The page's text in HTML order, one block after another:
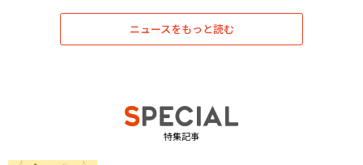
ニュースをもっと読む
特集記事